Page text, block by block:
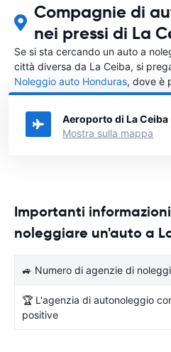
Compagnie di
nei pressi di La
Se si sta cercando un auto a
città diversa da La Ceiba, si
Noleggio auto Honduras, dove è
città in Honduras si vuole
Aeroporto di La Ceiba
Mostra sulla mappa
Importanti
noleggiare un'auto a
🚙 Numero di agenzie di
🏆 L'agenzia di autonoleggio
positive